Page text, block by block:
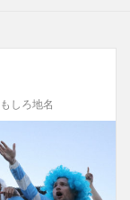
しろ地名